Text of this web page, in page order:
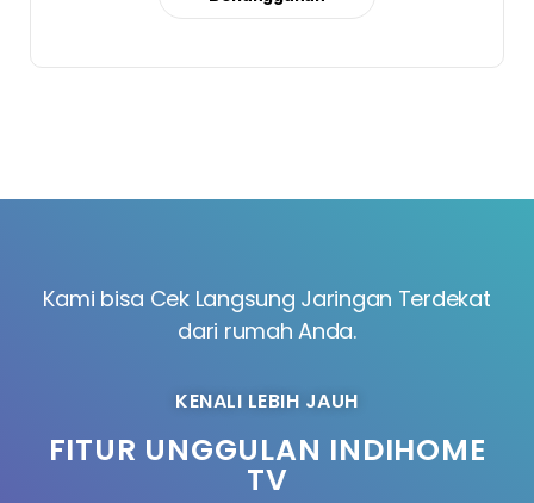
Kami bisa Cek Langsung Jaringan Terdekat
dari rumah Anda.
KENALI LEBIH JAUH
FITUR UNGGULAN INDIHOME
TV